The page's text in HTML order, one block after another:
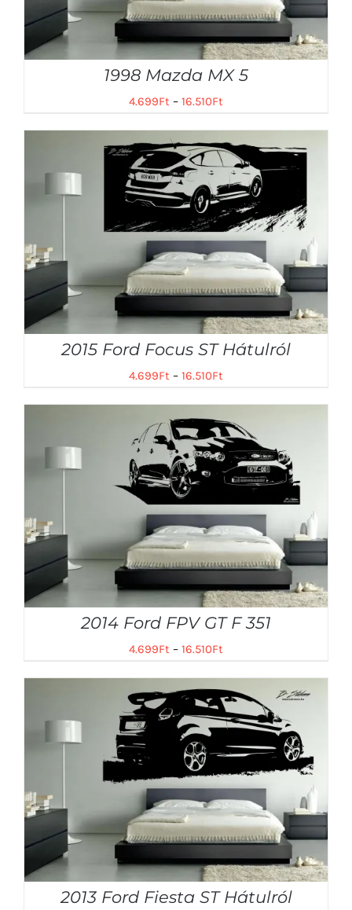
1998 Mazda MX 5
4.699Ft – 16.510Ft
2015 Ford Focus ST Hátulról
4.699Ft – 16.510Ft
2014 Ford FPV GT F 351
4.699Ft – 16.510Ft
2013 Ford Fiesta ST Hátulról